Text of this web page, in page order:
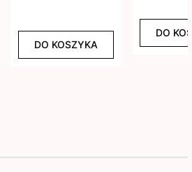
DO KOSZYKA
DO